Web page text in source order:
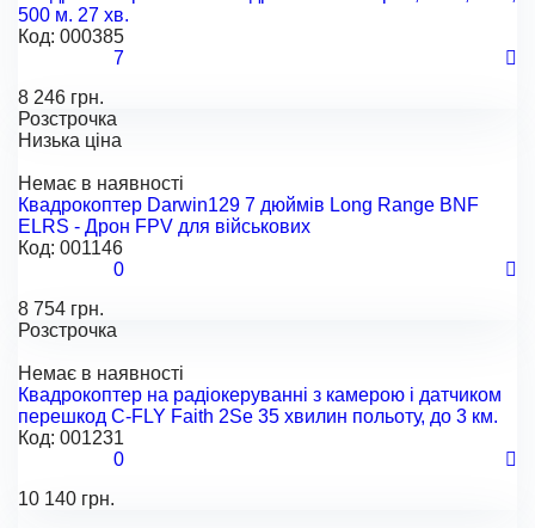
500 м. 27 хв.
Код: 000385
7
8 246 грн.
Розстрочка
Низька ціна
Немає в наявності
Квадрокоптер Darwin129 7 дюймів Long Range BNF
ELRS - Дрон FPV для військових
Код: 001146
0
8 754 грн.
Розстрочка
Немає в наявності
Квадрокоптер на радіокеруванні з камерою і датчиком
перешкод С-FLY Faith 2Se 35 хвилин польоту, до 3 км.
Код: 001231
0
10 140 грн.